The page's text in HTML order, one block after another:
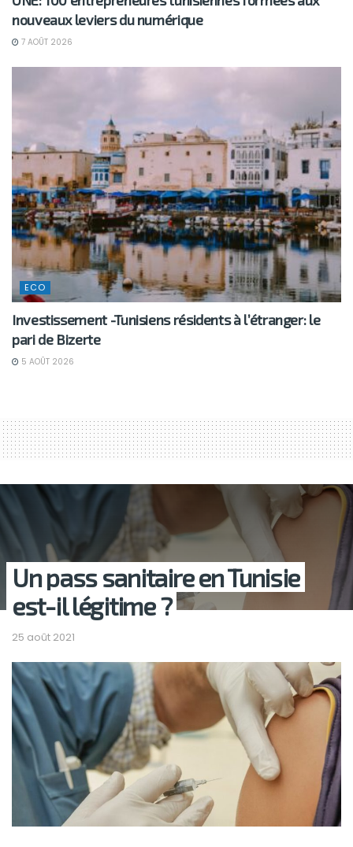
nouveaux leviers du numérique
7 AOÛT 2026
ECO
Investissement -Tunisiens résidents à l’étranger: le
pari de Bizerte
5 AOÛT 2026
Un pass sanitaire en Tunisie
est-il légitime ?
25 août 2021